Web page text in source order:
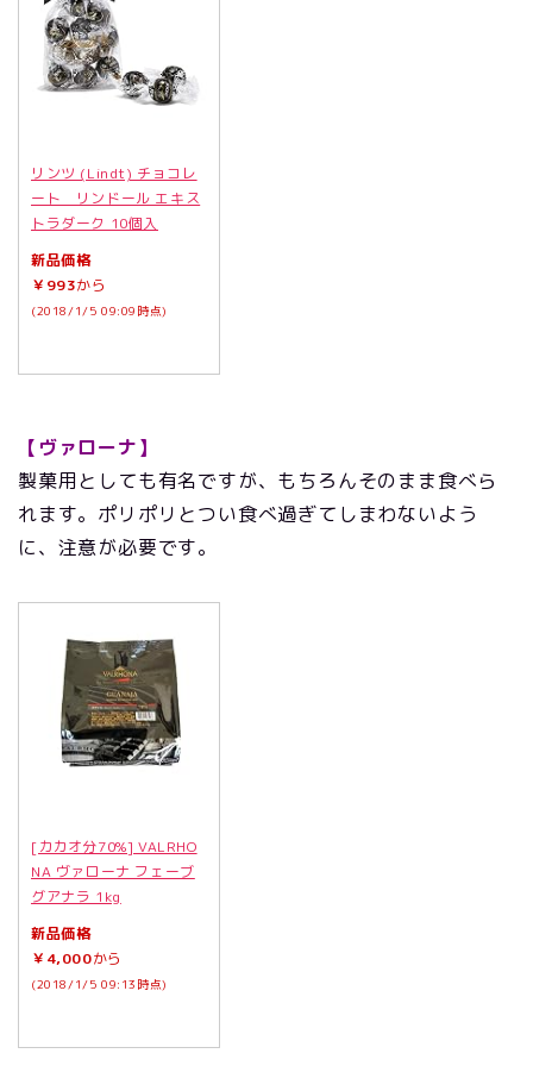
リンツ (Lindt) チョコレ
ート リンドール エキス
トラダーク 10個入
新品価格
￥993から
(2018/1/5 09:09時点)
【ヴァローナ】
製菓用としても有名ですが、もちろんそのまま食べら
れます。ポリポリとつい食べ過ぎてしまわないよう
に、注意が必要です。
[カカオ分70%] VALRHO
NA ヴァローナ フェーブ
グアナラ 1kg
新品価格
￥4,000から
(2018/1/5 09:13時点)